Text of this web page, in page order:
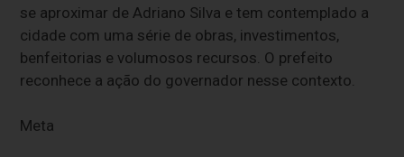
se aproximar de Adriano Silva e tem contemplado a
cidade com uma série de obras, investimentos,
benfeitorias e volumosos recursos. O prefeito
reconhece a ação do governador nesse contexto.
Meta